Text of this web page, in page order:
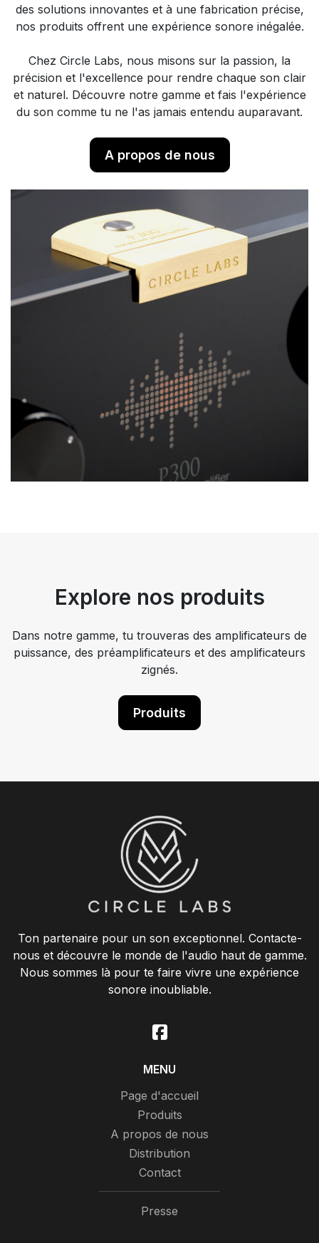
des solutions innovantes et à une fabrication précise,
nos produits offrent une expérience sonore inégalée.
Chez Circle Labs, nous misons sur la passion, la
précision et l'excellence pour rendre chaque son clair
et naturel. Découvre notre gamme et fais l'expérience
du son comme tu ne l'as jamais entendu auparavant.
A propos de nous
Explore nos produits
Dans notre gamme, tu trouveras des amplificateurs de
puissance, des préamplificateurs et des amplificateurs
zignés.
Produits
Ton partenaire pour un son exceptionnel. Contacte-
nous et découvre le monde de l'audio haut de gamme.
Nous sommes là pour te faire vivre une expérience
sonore inoubliable.
MENU
Page d'accueil
Produits
A propos de nous
Distribution
Contact
Presse